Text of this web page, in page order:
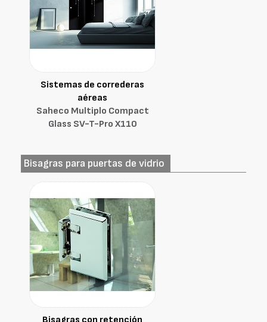
Sistemas de correderas
aéreas
Saheco Multiplo Compact
Glass SV-T-Pro X110
Bisagras para puertas de vidrio